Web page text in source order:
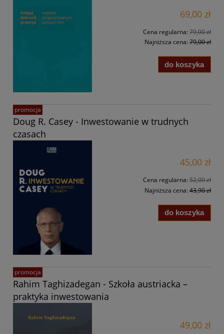
69,00 zł
Cena regularna: 79,00 zł
Najniższa cena: 79,00 zł
do koszyka
Doug R. Casey - Inwestowanie w trudnych
czasach
45,00 zł
Cena regularna: 52,00 zł
Najniższa cena: 43,90 zł
do koszyka
promocja
Rahim Taghizadegan - Szkoła austriacka –
praktyka inwestowania
49,00 zł
promocja